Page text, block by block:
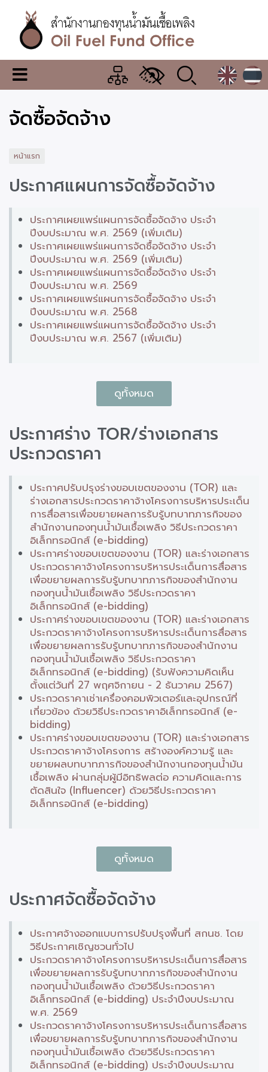
เนื้อหา
หลักสำนักงาน
กองทุน
น้ำมัน
เพลิง
เมนู
เปลี่ยน
จัดซื้อจัดจ้าง
หน้าแรก
ประกาศแผนการจัดซื้อจัดจ้าง
ประกาศเผยแพร่แผนการจัดซื้อจัดจ้าง ประจำ
ปีงบประมาณ พ.ศ. 2569 (เพิ่มเติม)
ประกาศเผยแพร่แผนการจัดซื้อจัดจ้าง ประจำ
ปีงบประมาณ พ.ศ. 2569 (เพิ่มเติม)
ประกาศเผยแพร่แผนการจัดซื้อจัดจ้าง ประจำ
ปีงบประมาณ พ.ศ. 2569
ประกาศเผยแพร่แผนการจัดซื้อจัดจ้าง ประจำ
ปีงบประมาณ พ.ศ. 2568
ประกาศเผยแพร่แผนการจัดซื้อจัดจ้าง ประจำ
ปีงบประมาณ พ.ศ. 2567 (เพิ่มเติม)
ดูทั้งหมด
ประกาศร่าง TOR/ร่างเอกสาร
ประกวดราคา
ประกาศปรับปรุงร่างขอบเขตของงาน (TOR) และ
ร่างเอกสารประกวดราคาจ้างโครงการบริหารประเด็น
การสื่อสารเพื่อขยายผลการรับรู้บทบาทภารกิจของ
สำนักงานกองทุนน้ำมันเชื้อเพลิง วิธีประกวดราคา
อิเล็กทรอนิกส์ (e-bidding)
ประกาศร่างขอบเขตของงาน (TOR) และร่างเอกสาร
ประกวดราคาจ้างโครงการบริหารประเด็นการสื่อสาร
เพื่อขยายผลการรับรู้บทบาทภารกิจของสำนักงาน
กองทุนน้ำมันเชื้อเพลิง วิธีประกวดราคา
อิเล็กทรอนิกส์ (e-bidding)
ประกาศร่างขอบเขตของงาน (TOR) และร่างเอกสาร
ประกวดราคาจ้างโครงการบริหารประเด็นการสื่อสาร
เพื่อขยายผลการรับรู้บทบาทภารกิจของสำนักงาน
กองทุนน้ำมันเชื้อเพลิง วิธีประกวดราคา
อิเล็กทรอนิกส์ (e-bidding) (รับฟังความคิดเห็น
ตั้งแต่วันที่ 27 พฤศจิกายน - 2 ธันวาคม 2567)
ประกวดราคาเช่าเครื่องคอมพิวเตอร์และอุปกรณ์ที่
เกี่ยวข้อง ด้วยวิธีประกวดราคาอิเล็กทรอนิกส์ (e-
bidding)
ประกาศร่างขอบเขตของงาน (TOR) และร่างเอกสาร
ประกวดราคาจ้างโครงการ สร้างองค์ความรู้ และ
ขยายผลบทบาทภารกิจของสำนักงานกองทุนน้ำมัน
เชื้อเพลิง ผ่านกลุ่มผู้มีอิทธิพลต่อ ความคิดและการ
ตัดสินใจ (Influencer) ด้วยวิธีประกวดราคา
อิเล็กทรอนิกส์ (e-bidding)
ดูทั้งหมด
ประกาศจัดซื้อจัดจ้าง
ประกาศจ้างออกแบบการปรับปรุงพื้นที่ สกนช. โดย
วิธีประกาศเชิญชวนทั่วไป
ประกวดราคาจ้างโครงการบริหารประเด็นการสื่อสาร
เพื่อขยายผลการรับรู้บทบาทภารกิจของสำนักงาน
กองทุนน้ำมันเชื้อเพลิง ด้วยวิธีประกวดราคา
อิเล็กทรอนิกส์ (e-bidding) ประจำปีงบประมาณ
พ.ศ. 2569
ประกวดราคาจ้างโครงการบริหารประเด็นการสื่อสาร
เพื่อขยายผลการรับรู้บทบาทภารกิจของสำนักงาน
กองทุนน้ำมันเชื้อเพลิง ด้วยวิธีประกวดราคา
อิเล็กทรอนิกส์ (e-bidding) ประจำปีงบประมาณ